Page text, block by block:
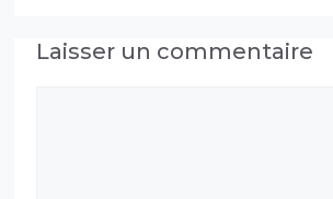
Laisser un commentaire